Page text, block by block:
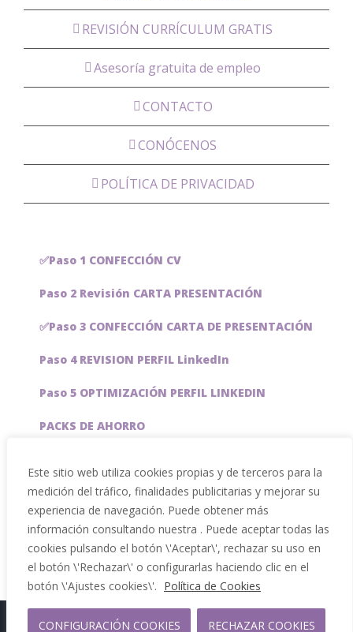
Este sitio web utiliza cookies propias y de terceros para la
medición del tráfico, finalidades publicitarias y mejorar su
experiencia de navegación. Puede obtener más
información consultando nuestra . Puede aceptar todas las
cookies pulsando el botón \'Aceptar\', rechazar su uso en
el botón \'Rechazar\' o configurarlas haciendo clic en el
botón \'Ajustes cookies\'. Política de Cookies
CONFIGURACIÓN COOKIES RECHAZAR COOKIES
REVISIÓN CURRÍCULUM GRATIS
Asesoría gratuita de empleo
CONTACTO
CONÓCENOS
POLÍTICA DE PRIVACIDAD
✅Paso 1 CONFECCIÓN CV
Paso 2 Revisión CARTA PRESENTACIÓN
✅Paso 3 CONFECCIÓN CARTA DE PRESENTACIÓN
Paso 4 REVISION PERFIL LinkedIn
Paso 5 OPTIMIZACIÓN PERFIL LINKEDIN
PACKS DE AHORRO
Servicios especiales
Copyright 2012 - 2026 |